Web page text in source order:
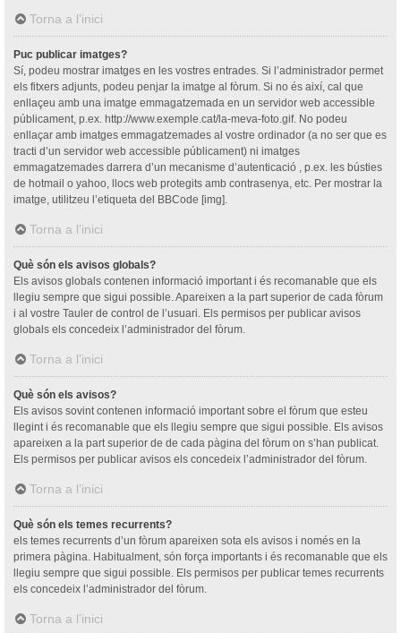
Torna a l’inici
Puc publicar imatges?
Sí, podeu mostrar imatges en les vostres entrades. Si l’administrador permet
els fitxers adjunts, podeu penjar la imatge al fòrum. Si no és així, cal que
enllaçeu amb una imatge emmagatzemada en un servidor web accessible
públicament, p.ex. http://www.exemple.cat/la-meva-foto.gif. No podeu
enllaçar amb imatges emmagatzemades al vostre ordinador (a no ser que es
tracti d’un servidor web accessible públicament) ni imatges
emmagatzemades darrera d’un mecanisme d’autenticació , p.ex. les bústies
de hotmail o yahoo, llocs web protegits amb contrasenya, etc. Per mostrar la
imatge, utilitzeu l’etiqueta del BBCode [img].
Torna a l’inici
Què són els avisos globals?
Els avisos globals contenen informació important i és recomanable que els
llegiu sempre que sigui possible. Apareixen a la part superior de cada fòrum
i al vostre Tauler de control de l’usuari. Els permisos per publicar avisos
globals els concedeix l’administrador del fòrum.
Torna a l’inici
Què són els avisos?
Els avisos sovint contenen informació important sobre el fòrum que esteu
llegint i és recomanable que els llegiu sempre que sigui possible. Els avisos
apareixen a la part superior de de cada pàgina del fòrum on s’han publicat.
Els permisos per publicar avisos els concedeix l’administrador del fòrum.
Torna a l’inici
Què són els temes recurrents?
els temes recurrents d’un fòrum apareixen sota els avisos i només en la
primera pàgina. Habitualment, són força importants i és recomanable que els
llegiu sempre que sigui possible. Els permisos per publicar temes recurrents
els concedeix l’administrador del fòrum.
Torna a l’inici